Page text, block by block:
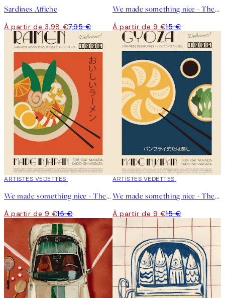
Sardines Affiche
À partir de 3,98 €7,95 €
We made something nice - The Spaghetti Affiche
À partir de 9 €15 €
40%*
ARTISTES VEDETTES
We made something nice - The Ramen Affiche
À partir de 9 €15 €
40%*
ARTISTES VEDETTES
We made something nice - The Gyoza Affiche
À partir de 9 €15 €